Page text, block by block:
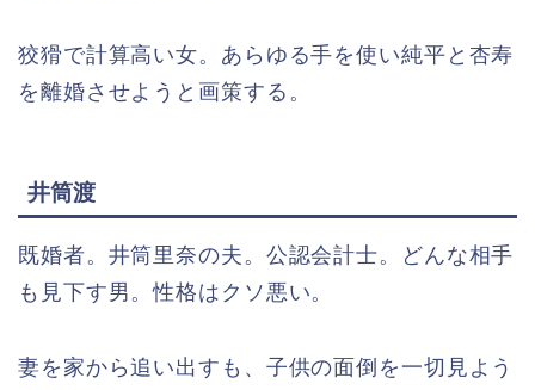
狡猾で計算高い女。あらゆる手を使い純平と杏寿
を離婚させようと画策する。
井筒渡
既婚者。井筒里奈の夫。公認会計士。どんな相手
も見下す男。性格はクソ悪い。
妻を家から追い出すも、子供の面倒を一切見よう